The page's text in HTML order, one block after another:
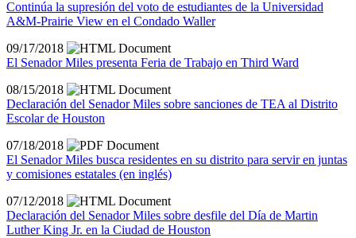
Continúa la supresión del voto de estudiantes de la Universidad
A&M-Prairie View en el Condado Waller
09/17/2018
El Senador Miles presenta Feria de Trabajo en Third Ward
08/15/2018
Declaración del Senador Miles sobre sanciones de TEA al Distrito
Escolar de Houston
07/18/2018
El Senador Miles busca residentes en su distrito para servir en juntas
y comisiones estatales (en inglés)
07/12/2018
Declaración del Senador Miles sobre desfile del Día de Martin
Luther King Jr. en la Ciudad de Houston